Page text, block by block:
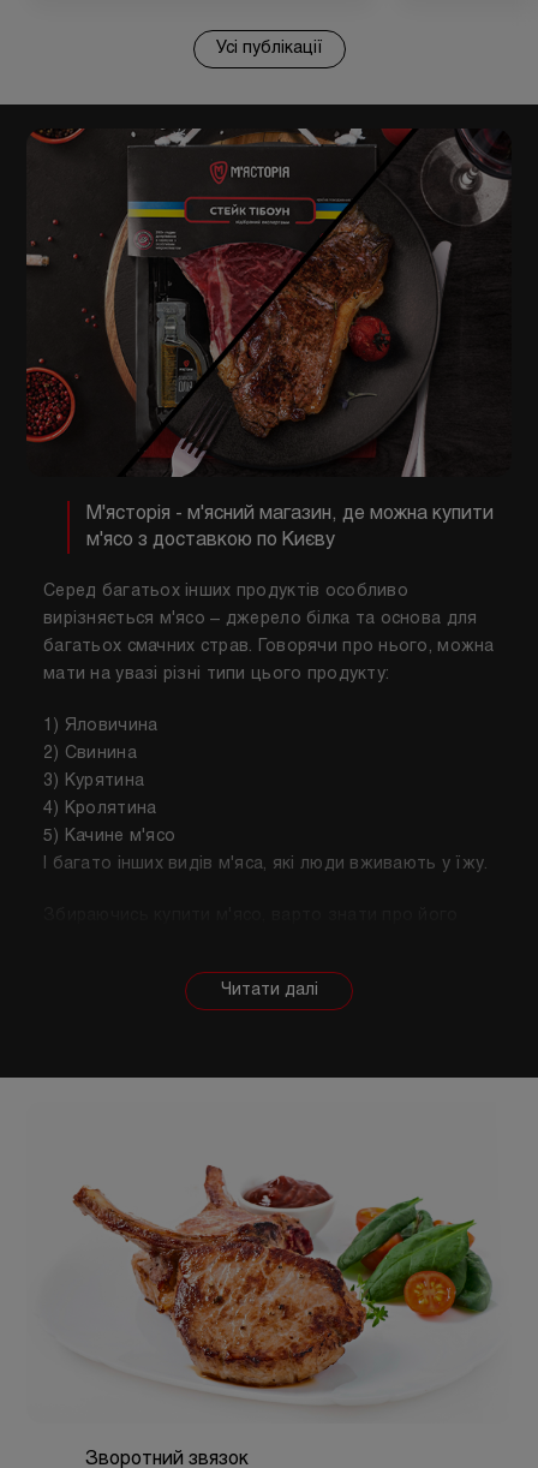
Усі публікації
М'ясторія - м'ясний магазин, де можна купити
м'ясо з доставкою по Києву
Серед багатьох інших продуктів особливо
вирізняється м'ясо – джерело білка та основа для
багатьох смачних страв. Говорячи про нього, можна
мати на увазі різні типи цього продукту:
1) Яловичина
2) Свинина
3) Курятина
4) Кролятина
5) Качине м'ясо
І багато інших видів м'яса, які люди вживають у їжу.
залежності від тварини властивості продукту
будуть змінюватися, так само як рекомендації
підійде для людей, які сидять на дієті.
Зворотний звязок